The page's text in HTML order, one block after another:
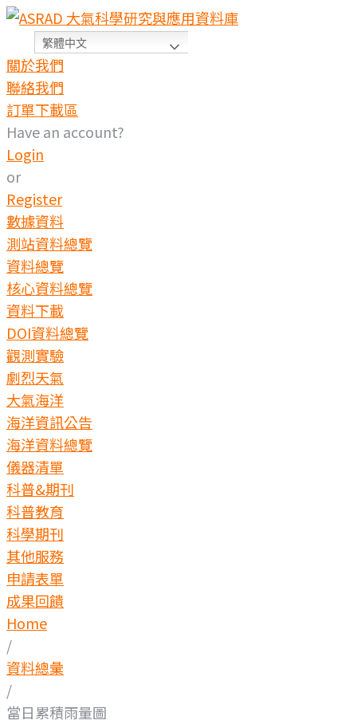
繁體中文
關於我們
聯絡我們
訂單下載區
Have an account?
Login
or
Register
數據資料
測站資料總覽
資料總覽
核心資料總覽
資料下載
DOI資料總覽
觀測實驗
劇烈天氣
大氣海洋
海洋資訊公告
海洋資料總覽
儀器清單
科普&期刊
科普教育
科學期刊
其他服務
申請表單
成果回饋
Home
/
資料總彙
/
當日累積雨量圖